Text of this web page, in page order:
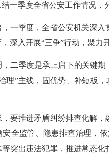
一季度全省公安工作情况，
季度，全省公安机关深入
深入开展“三争”行动，聚力
季度是承上启下的关键期，
理”主线，固优势、补短板
推进矛盾纠纷排查化解，
安全监管、隐患排查治理，
等突出违法犯罪，推进常态